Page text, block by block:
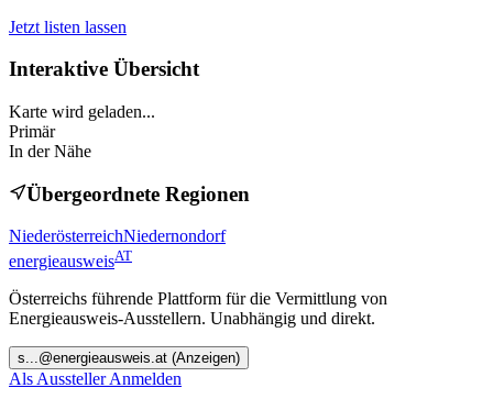
Jetzt listen lassen
Interaktive Übersicht
Karte wird geladen...
Primär
In der Nähe
Übergeordnete Regionen
NiederösterreichNiedernondorf
energieausweisAT
Österreichs führende Plattform für die Vermittlung von
Energieausweis-Ausstellern. Unabhängig und direkt.
s ...@energieausweis.at (Anzeigen)
Als Aussteller Anmelden